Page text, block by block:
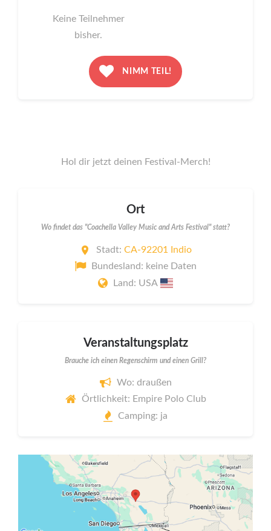
Keine Teilnehmer
bisher.
NIMM TEIL!
Hol dir jetzt deinen Festival-Merch!
Ort
Wo findet das "Coachella Valley Music and Arts Festival" statt?
Stadt: CA-92201 Indio
Bundesland: keine Daten
Land: USA
Veranstaltungsplatz
Brauche ich einen Regenschirm und einen Grill?
Wo: draußen
Örtlichkeit: Empire Polo Club
Camping: ja